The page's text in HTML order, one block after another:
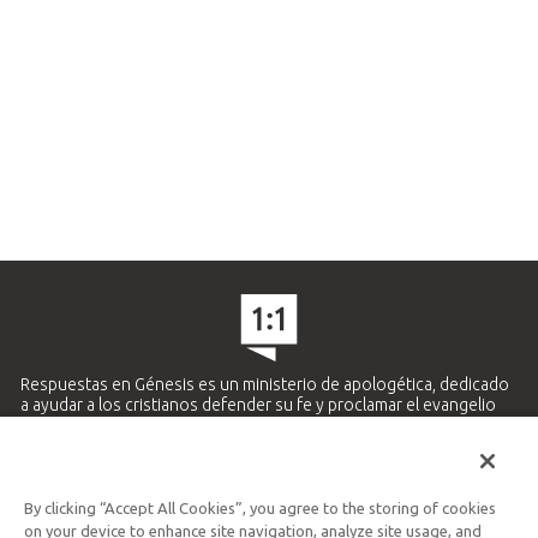
Respuestas en Génesis es un ministerio de apologética, dedicado
a ayudar a los cristianos defender su fe y proclamar el evangelio
Ministerio Hispano y Latinoamericano
By clicking “Accept All Cookies”, you agree to the storing of cookies
on your device to enhance site navigation, analyze site usage, and